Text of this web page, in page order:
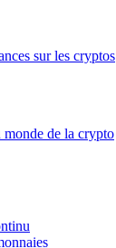
sur les cryptos
de la crypto